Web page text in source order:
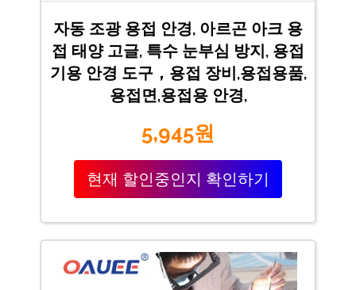
자동 조광 용접 안경, 아르곤 아크 용
접 태양 고글, 특수 눈부심 방지, 용접
기용 안경 도구，용접 장비,용접용품,
용접면,용접용 안경,
5,945원
현재 할인중인지 확인하기